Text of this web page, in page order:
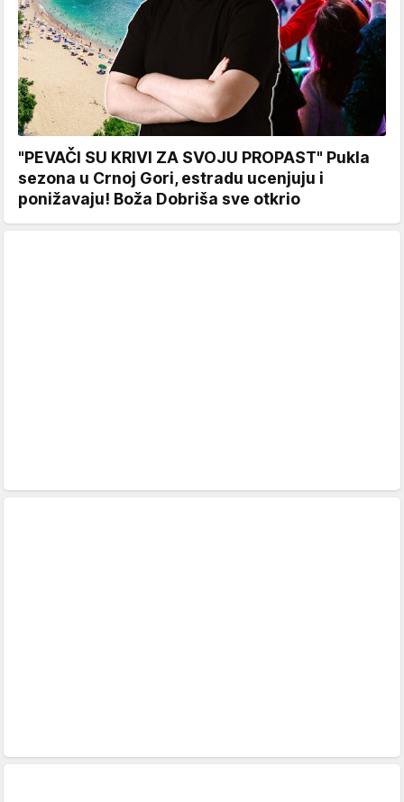
"PEVAČI SU KRIVI ZA SVOJU PROPAST" Pukla
sezona u Crnoj Gori, estradu ucenjuju i
ponižavaju! Boža Dobriša sve otkrio